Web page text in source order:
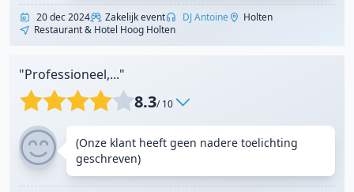
20 dec 2024 Zakelijk event DJ Antoine
Holten
Restaurant & Hotel Hoog Holten
"Professioneel,..."
8.3/ 10
(Onze klant heeft geen nadere toelichting
geschreven)